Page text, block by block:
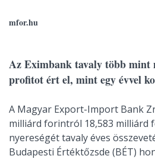
mfor.hu
Az Eximbank tavaly több mint
profitot ért el, mint egy évvel
A Magyar Export-Import Bank
milliárd forintról 18,583 milliárd
nyereségét tavaly éves
Budapesti Értéktőzsde (BÉT)